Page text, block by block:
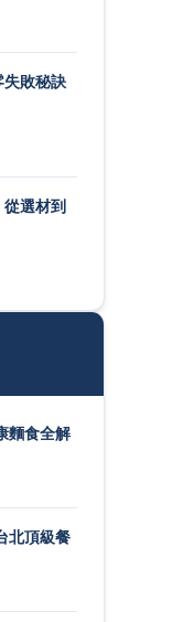
失敗秘訣
從選材到
麵食全解
北頂級餐